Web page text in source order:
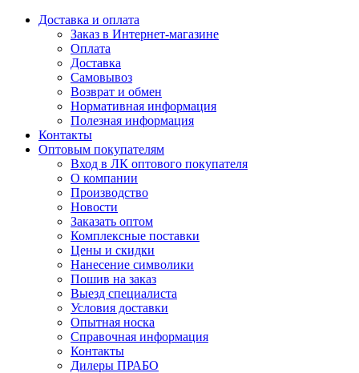
Доставка и оплата
Заказ в Интернет-магазине
Оплата
Доставка
Самовывоз
Возврат и обмен
Нормативная информация
Полезная информация
Контакты
Оптовым покупателям
Вход в ЛК оптового покупателя
О компании
Производство
Новости
Заказать оптом
Комплексные поставки
Цены и скидки
Нанесение символики
Пошив на заказ
Выезд специалиста
Условия доставки
Опытная носка
Справочная информация
Контакты
Дилеры ПРАБО